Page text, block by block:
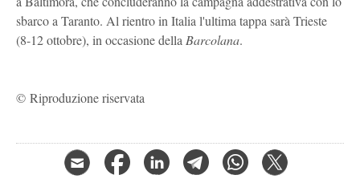
sbarco a Taranto. Al rientro in Italia l'ultima tappa sarà Trieste
(8-12 ottobre), in occasione della Barcolana.
© Riproduzione riservata